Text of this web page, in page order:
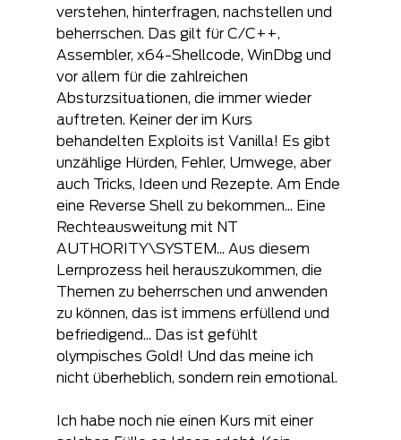
verstehen, hinterfragen, nachstellen und
beherrschen. Das gilt für C/C++,
Assembler, x64-Shellcode, WinDbg und
vor allem für die zahlreichen
Absturzsituationen, die immer wieder
auftreten. Keiner der im Kurs
behandelten Exploits ist Vanilla! Es gibt
unzählige Hürden, Fehler, Umwege, aber
auch Tricks, Ideen und Rezepte. Am Ende
eine Reverse Shell zu bekommen... Eine
Rechteausweitung mit NT
AUTHORITY\SYSTEM... Aus diesem
Lernprozess heil herauszukommen, die
Themen zu beherrschen und anwenden
zu können, das ist immens erfüllend und
befriedigend... Das ist gefühlt
olympisches Gold! Und das meine ich
nicht überheblich, sondern rein emotional.
Ich habe noch nie einen Kurs mit einer